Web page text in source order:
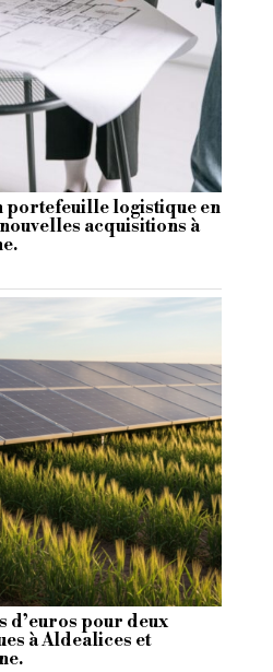
portefeuille logistique en
acquisitions à
d’euros pour deux
à Aldealices et